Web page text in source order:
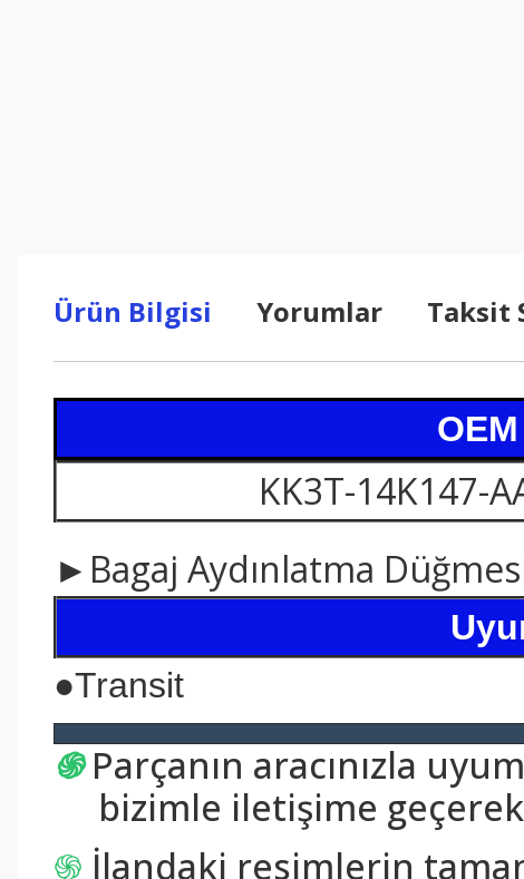
Ürün Bilgisi Yorumlar Taksit
KK3T-14K147-
►Bagaj Aydınlatma
●Transit
֍ Parçanın aracınızla
bizimle iletişime
֍ İlandaki resimlerin